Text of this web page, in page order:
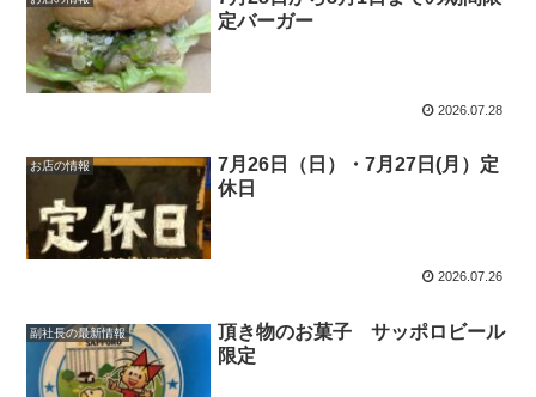
定バーガー
2026.07.28
お店の情報
7月26日（日）・7月27日(月）定
休日
2026.07.26
副社長の最新情報
頂き物のお菓子 サッポロビール
限定